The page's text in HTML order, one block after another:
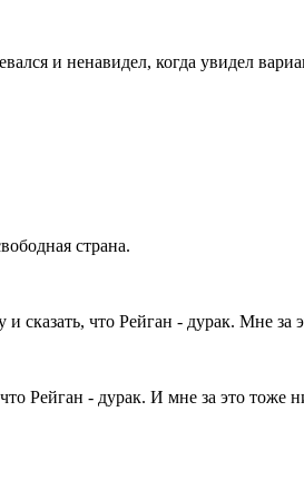
и ненавидел, когда увидел
страна.
что Рейган - дурак. Мне за
Рейган - дурак. И мне за это тоже